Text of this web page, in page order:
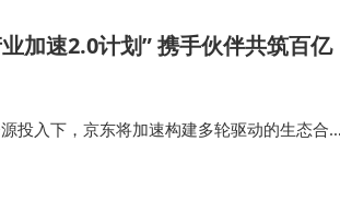
加速2.0计划” 携手伙伴共筑百亿
投入下，京东将加速构建多轮驱动的生态合
金融服务、海内外渠道联动、营销共建、推动